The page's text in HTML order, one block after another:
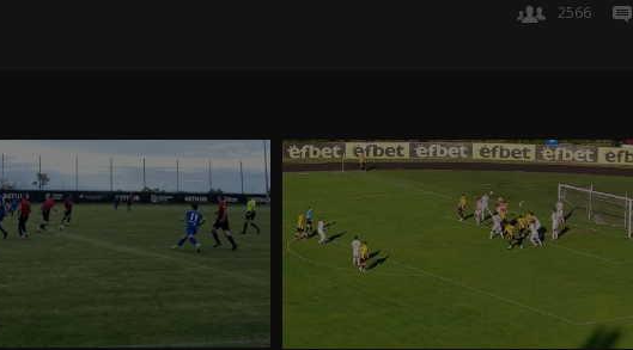
2566